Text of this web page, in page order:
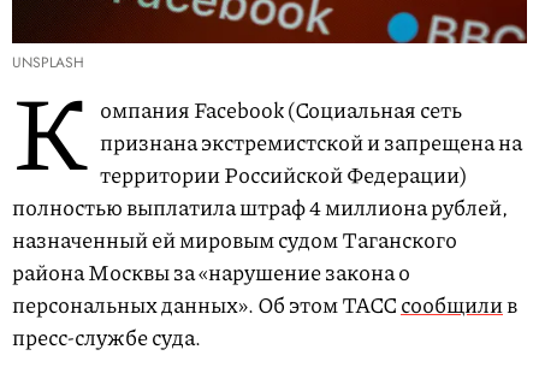
UNSPLASH
К омпания Facebook (Социальная сеть
признана экстремистской и запрещена на
территории Российской Федерации)
полностью выплатила штраф 4 миллиона рублей,
назначенный ей мировым судом Таганского
района Москвы за «нарушение закона о
персональных данных». Об этом ТАССсообщилив
пресс-службе суда.